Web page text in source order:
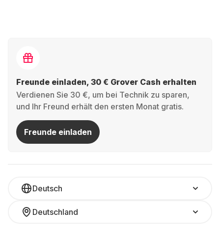
Freunde einladen, 30 € Grover Cash erhalten
Verdienen Sie 30 €, um bei Technik zu sparen,
und Ihr Freund erhält den ersten Monat gratis.
Freunde einladen
Deutsch
Deutschland